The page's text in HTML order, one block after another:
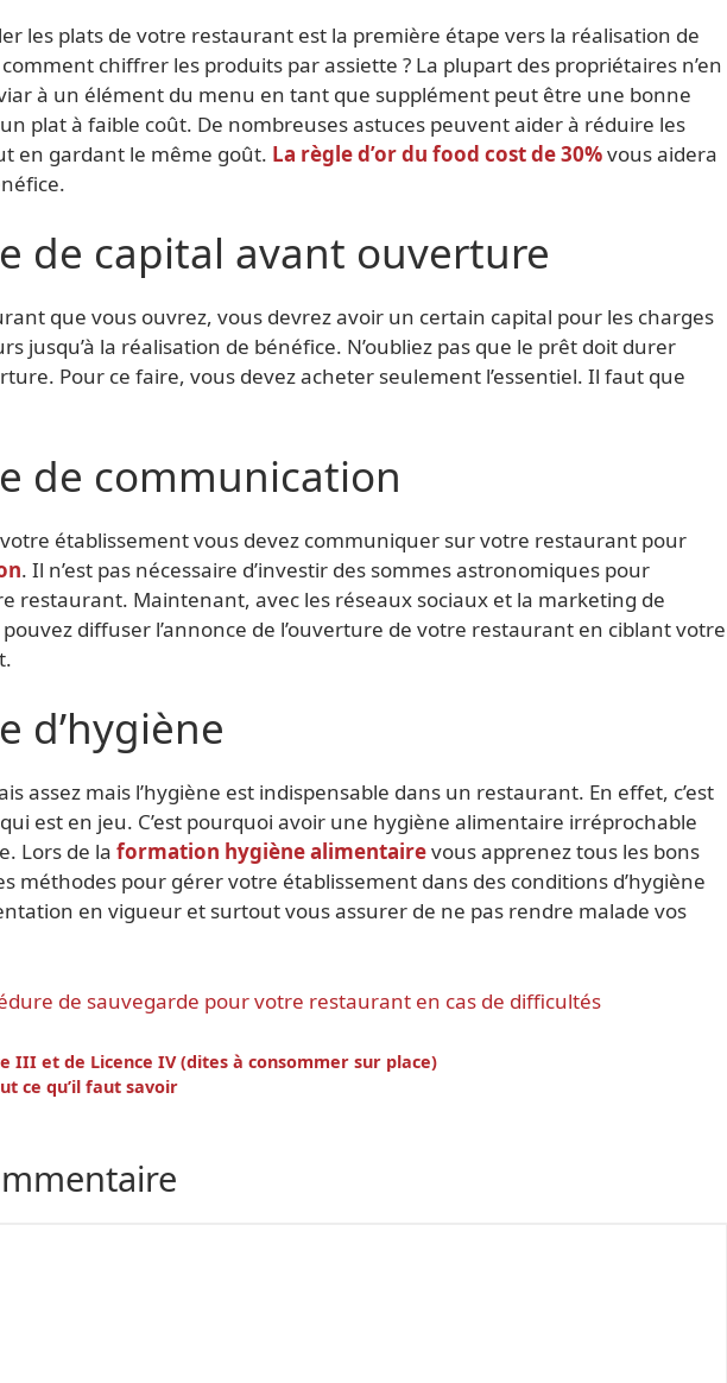
les plats de votre restaurant est la première étape vers la réalisation de
chiffrer les produits par assiette ? La plupart des propriétaires n’en
à un élément du menu en tant que supplément peut être une bonne
plat à faible coût. De nombreuses astuces peuvent aider à réduire les
en gardant le même goût. La règle d’or du food cost de 30%vous aidera
de capital avant ouverture
que vous ouvrez, vous devrez avoir un certain capital pour les charges
jusqu’à la réalisation de bénéfice. N’oubliez pas que le prêt doit durer
Pour ce faire, vous devez acheter seulement l’essentiel. Il faut que
de communication
votre établissement vous devez communiquer sur votre restaurant pour
. Il n’est pas nécessaire d’investir des sommes astronomiques pour
restaurant. Maintenant, avec les réseaux sociaux et la marketing de
diffuser l’annonce de l’ouverture de votre restaurant en ciblant votre
d’hygiène
assez mais l’hygiène est indispensable dans un restaurant. En effet, c’est
est en jeu. C’est pourquoi avoir une hygiène alimentaire irréprochable
Lors de la formation hygiène alimentairevous apprenez tous les bons
méthodes pour gérer votre établissement dans des conditions d’hygiène
en vigueur et surtout vous assurer de ne pas rendre malade vos
de sauvegarde pour votre restaurant en cas de difficultés
III et de Licence IV (dites à consommer sur place)
ce qu’il faut savoir